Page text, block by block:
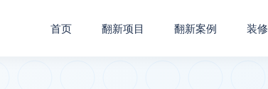
首页 翻新项目 翻新案例 装